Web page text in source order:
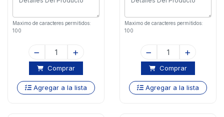
Maximo de caracteres permitidos:
100
Comprar
Agregar a la lista
Maximo de caracteres permitidos:
100
Comprar
Agregar a la lista